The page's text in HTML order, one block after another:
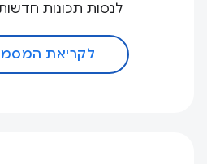
לנסות תכונות חדשות
לקריאת